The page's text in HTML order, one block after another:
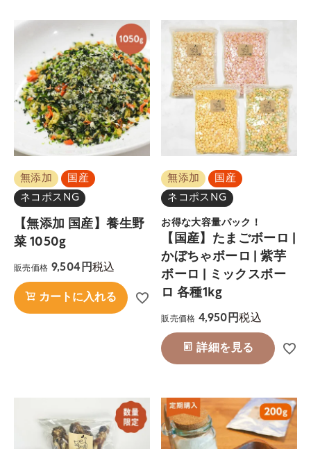
無添加
国産
ネコポスNG
【無添加 国産】養生野
菜 1050g
販売価格 9,504 税込
カートに入れる
無添加
国産
ネコポスNG
お得な大容量パック！
【国産】たまごボーロ |
かぼちゃボーロ | 紫芋
ボーロ | ミックスボー
ロ 各種1kg
販売価格 4,950 税込
詳細を見る